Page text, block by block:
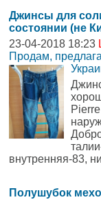
Джинсы для
состоянии (не
23-04-2018 18:23
Продам,
внутренняя-83,
Полушубок